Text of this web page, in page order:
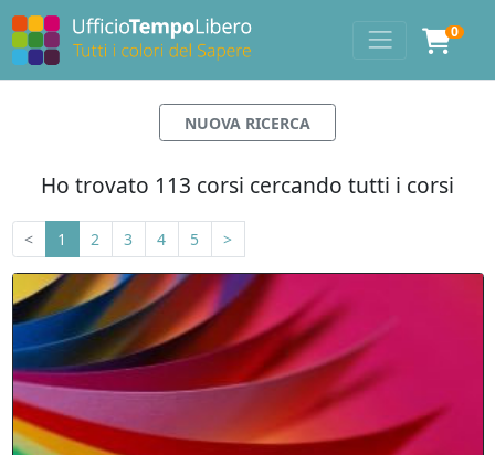
0
NUOVA RICERCA
Ho trovato 113 corsi cercando tutti i corsi
< 1 2 3 4 5 >